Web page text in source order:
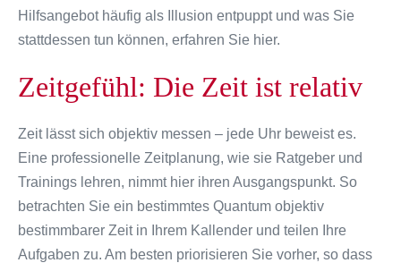
Hilfsangebot häufig als Illusion entpuppt und was Sie
stattdessen tun können, erfahren Sie hier.
Zeitgefühl: Die Zeit ist relativ
Zeit lässt sich objektiv messen – jede Uhr beweist es.
Eine professionelle Zeitplanung, wie sie Ratgeber und
Trainings lehren, nimmt hier ihren Ausgangspunkt. So
betrachten Sie ein bestimmtes Quantum objektiv
bestimmbarer Zeit in Ihrem Kallender und teilen Ihre
Aufgaben zu. Am besten priorisieren Sie vorher, so dass